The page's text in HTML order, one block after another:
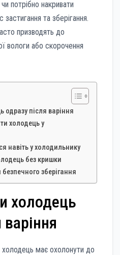
потрібно накривати
та зберігання.
призводять до
вологи або скорочення
одразу після варіння
холодець у
навіть у холодильнику
без кришки
зберігання
холодець
холодець має охолонути до